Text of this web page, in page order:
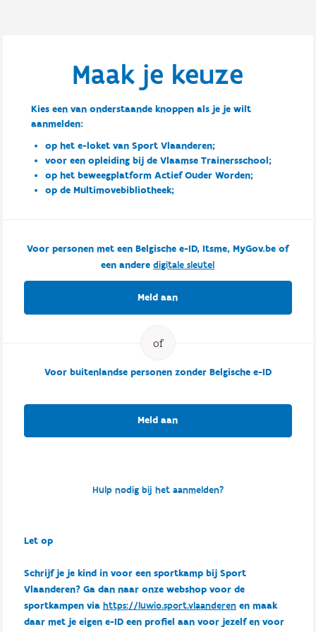
Maak je keuze
Kies een van onderstaande knoppen als je je wilt
aanmelden:
op het e-loket van Sport Vlaanderen;
voor een opleiding bij de Vlaamse Trainersschool;
op het beweegplatform Actief Ouder Worden;
op de Multimovebibliotheek;
Voor personen met een Belgische e-ID, Itsme, MyGov.be of
een anderedigitale sleutel
Meld aan
Voor buitenlandse personen zonder Belgische e-ID
Meld aan
Hulp nodig bij het aanmelden?
Let op
Schrijf je je kind in voor een sportkamp bij Sport
Vlaanderen? Ga dan naar onze webshop voor de
sportkampen via https://luwio.sport.vlaanderenen maak
daar met je eigen e-ID een profiel aan voor jezelf en voor